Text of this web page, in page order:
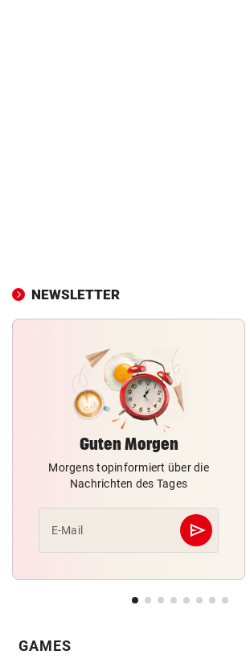
NEWSLETTER
Guten Morgen
Morgens topinformiert über die
Nachrichten des Tages
E-Mail send
Abschicken
GAMES